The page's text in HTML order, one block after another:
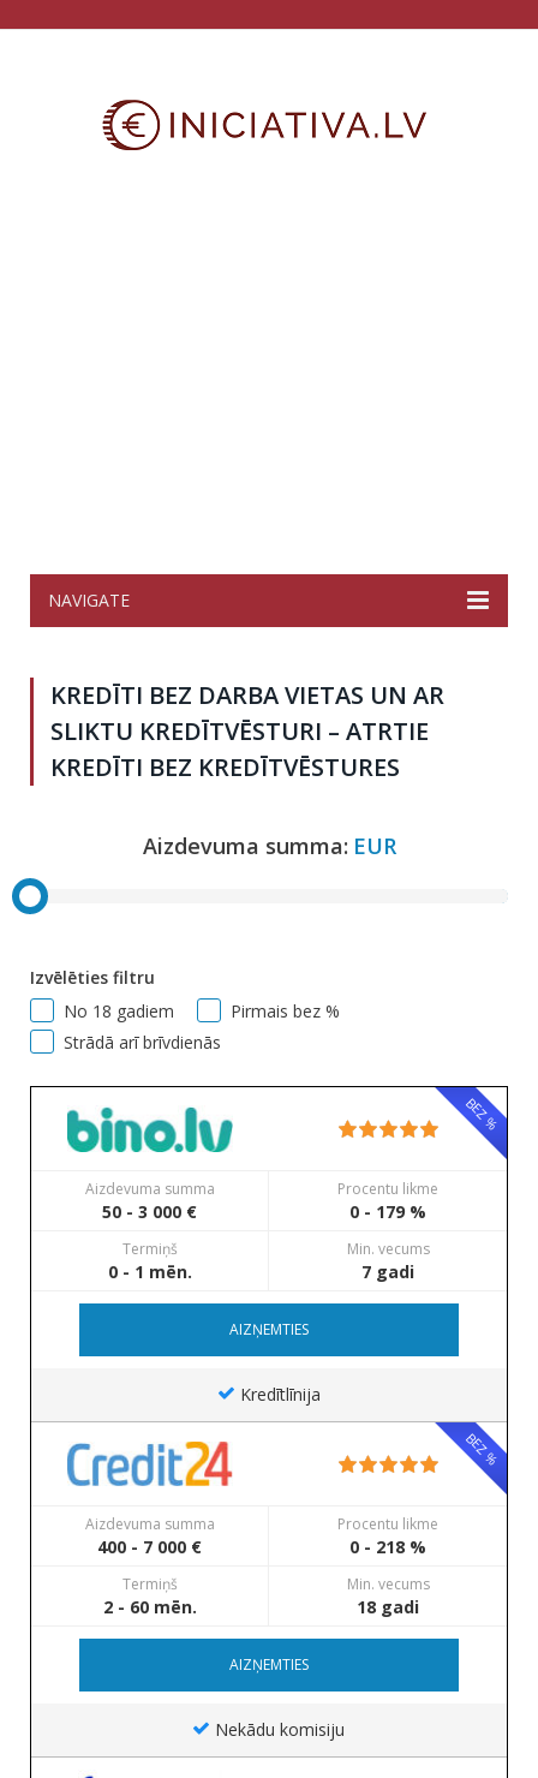
NAVIGATE
KREDĪTI BEZ DARBA VIETAS UN AR
SLIKTU KREDĪTVĒSTURI – ATRTIE
KREDĪTI BEZ KREDĪTVĒSTURES
Aizdevuma summa: EUR
Izvēlēties filtru
No 18 gadiem
Pirmais bez %
Strādā arī brīvdienās
BEZ %
Aizdevuma summa
50 - 3 000 €
Procentu likme
0 - 179 %
Termiņš
0 - 1 mēn.
Min. vecums
7 gadi
AIZŅEMTIES
Kredītlīnija
BEZ %
Aizdevuma summa
400 - 7 000 €
Procentu likme
0 - 218 %
Termiņš
2 - 60 mēn.
Min. vecums
18 gadi
AIZŅEMTIES
Nekādu komisiju